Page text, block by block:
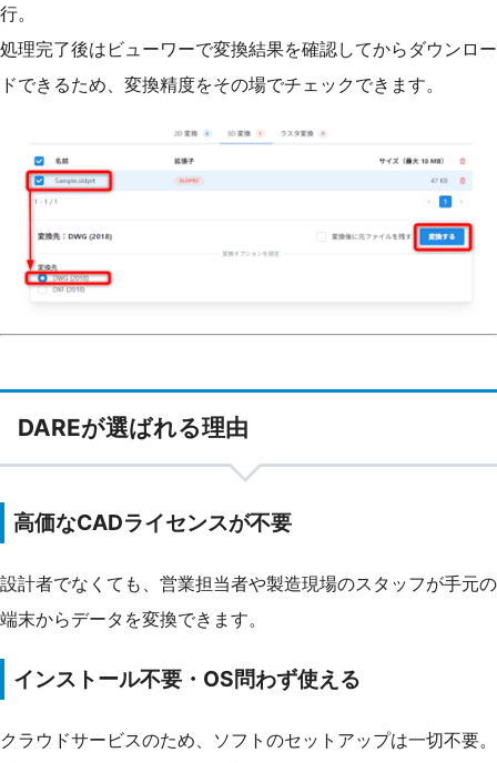
行。
処理完了後はビューワーで変換結果を確認してからダウンロー
ドできるため、変換精度をその場でチェックできます。
DAREが選ばれる理由
高価なCADライセンスが不要
設計者でなくても、営業担当者や製造現場のスタッフが手元の
端末からデータを変換できます。
インストール不要・OS問わず使える
クラウドサービスのため、ソフトのセットアップは一切不要。